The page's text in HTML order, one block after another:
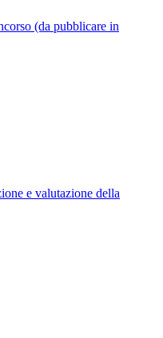
(da pubblicare in
e valutazione della